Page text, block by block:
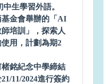
中生學習外語。
金會舉辦的「AI
培訓」，探索人
用，計劃為期2
銘紀念中學締結
11/2024進行簽約